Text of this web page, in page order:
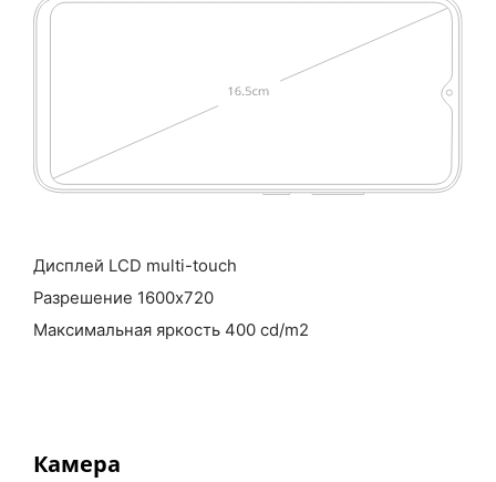
Дисплей LCD multi-touch
Разрешение 1600х720
Максимальная яркость 400 cd/m2
Камера